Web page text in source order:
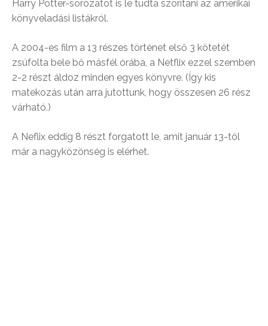
Harry Potter-sorozatot is le tudta szorítani az amerikai
könyveladási listákról.
A 2004-es film a 13 részes történet első 3 kötetét
zsúfolta bele bő másfél órába, a Netflix ezzel szemben
2-2 részt áldoz minden egyes könyvre. (Így kis
matekozás után arra jutottunk, hogy összesen 26 rész
várható.)
A Neflix eddig 8 részt forgatott le, amit január 13-tól
már a nagyközönség is elérhet.